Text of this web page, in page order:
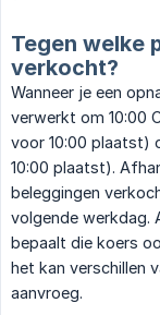
Tegen welke
verkocht?
Wanneer je een
verwerkt om 10:00
voor 10:00 plaatst)
10:00 plaatst).
beleggingen
volgende werkdag.
bepaalt die koers
het kan verschillen
aanvroeg.